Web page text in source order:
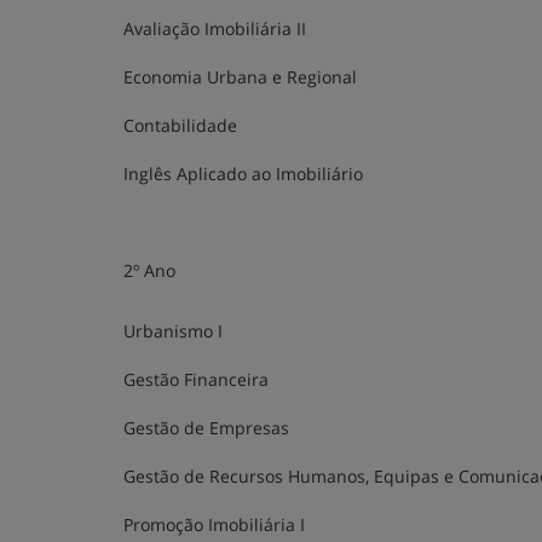
Avaliação Imobiliária II
Economia Urbana e Regional
Contabilidade
Inglês Aplicado ao Imobiliário
2º Ano
Urbanismo I
Gestão Financeira
Gestão de Empresas
Gestão de Recursos Humanos, Equipas e
Promoção Imobiliária I